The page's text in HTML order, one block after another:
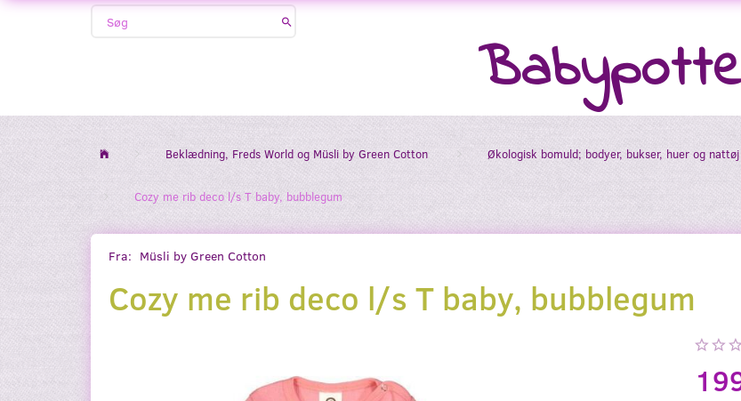
Beklædning, Freds World og Müsli by Green Cotton Økologisk bomuld; bodyer, bukser, huer og
Cozy me rib deco l/s T baby, bubblegum
Fra: Müsli by Green Cotton
Cozy me rib deco l/s T baby, bubblegum